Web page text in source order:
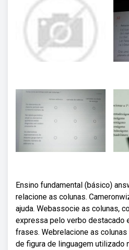
Ensino fundamental (básico)
relacione as colunas.
ajuda. Webassocie as colunas,
expressa pelo verbo destacado
frases. Webrelacione as
de figura de linguagem utilizado